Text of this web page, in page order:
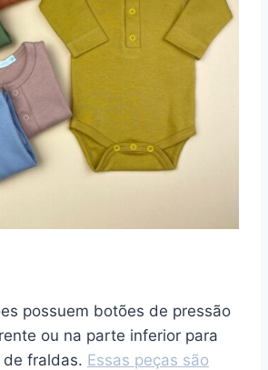
possuem botões de pressão
ou na parte inferior para
fraldas. Essas peças são